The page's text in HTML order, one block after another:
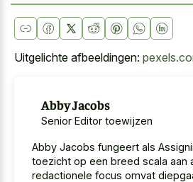
Uitgelichte afbeeldingen:
Abby Jacobs
Senior Editor toewijzen
Abby Jacobs fungeert als
toezicht op een breed scala aan
redactionele focus omvat